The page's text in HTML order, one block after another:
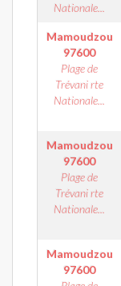
Nationale...
Mamoudzou
97600
Plage de
Trévani rte
Nationale...
Mamoudzou
97600
Plage de
Trévani rte
Nationale...
Mamoudzou
97600